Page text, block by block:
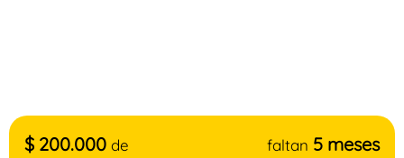
$ 200.000 de faltan 5 meses